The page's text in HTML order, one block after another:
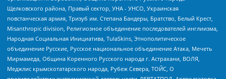
Щелковского района, Правый сектор, УНА - УНСО, Украинская
повстанческая армия, Тризуб им. Степана Бандеры, Братство, Белый Крест,
Misanthropic division, Религиозное объединение последователей инглиизма,
Народная Социальная Инициатива, TulaSkins, Этнополитическое
объединение Русские, Русское национальное объединение Атака, Мечеть
Мирмамеда, Община Коренного Русского народа г. Астрахани, ВОЛЯ,
Меджлис крымскотатарского народа, Рубеж Севера, ТОЙС, О